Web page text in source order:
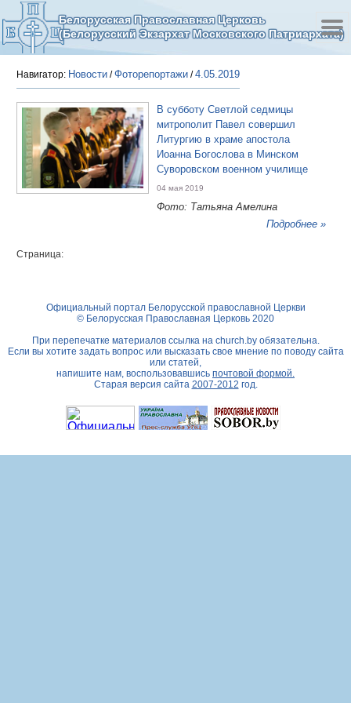
Белорусская Православная Церковь
(Белорусский Экзархат Московского Патриархата)
Навигатор: Новости /Фоторепортажи /4.05.2019
В субботу Светлой седмицы
митрополит Павел совершил
Литургию в храме апостола
Иоанна Богослова в Минском
Суворовском военном училище
04 мая 2019
Фото: Татьяна Амелина
Подробнее »
Страница:
Официальный портал Белорусской православной Церкви
© Белорусская Православная Церковь 2020
При перепечатке материалов ссылка на church.byобязательна.
Если вы хотите задать вопрос или высказать свое мнение по поводу сайта
или статей,
напишите нам, воспользовавшись почтовой формой.
Старая версия сайта 2007-2012 год.